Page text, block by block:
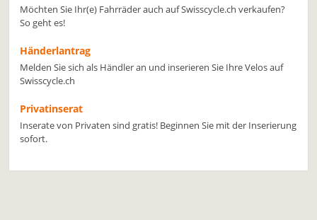
Möchten Sie Ihr(e) Fahrräder auch auf Swisscycle.ch verkaufen?
So geht es!
Händerlantrag
Melden Sie sich als Händler an und inserieren Sie Ihre Velos auf
Swisscycle.ch
Privatinserat
Inserate von Privaten sind gratis! Beginnen Sie mit der Inserierung
sofort.